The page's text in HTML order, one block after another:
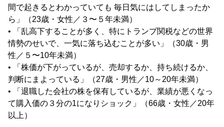
間で起きるとわかっていても 毎日気にはしてしまったか
ら」（23歳・女性／３〜５年未満）
• 「乱高下することが多く、特にトランプ関税などの世界
情勢のせいで、一気に落ち込むことが多い」（30歳・男
性／５〜10年未満）
• 「株価が下がっているが、売却するか、持ち続けるか、
判断にまよっている」（27歳・男性／10～20年未満）
• 「退職した会社の株を保有しているが、業績が悪くなっ
て購入価の３分の1になりショック」（66歳・女性／20年
以上）